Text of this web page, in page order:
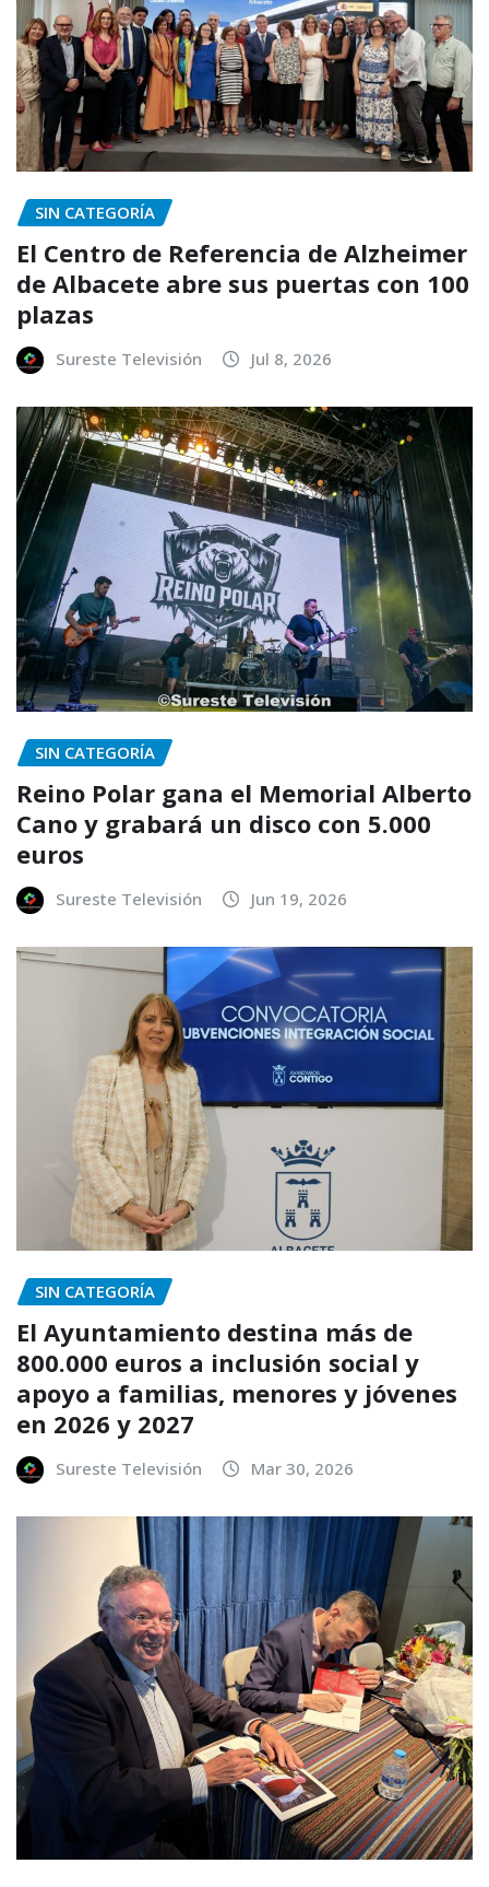
SIN CATEGORÍA
El Centro de Referencia de Alzheimer
de Albacete abre sus puertas con 100
plazas
Sureste Televisión Jul 8, 2026
SIN CATEGORÍA
Reino Polar gana el Memorial Alberto
Cano y grabará un disco con 5.000
euros
Sureste Televisión Jun 19, 2026
SIN CATEGORÍA
El Ayuntamiento destina más de
800.000 euros a inclusión social y
apoyo a familias, menores y jóvenes
en 2026 y 2027
Sureste Televisión Mar 30, 2026